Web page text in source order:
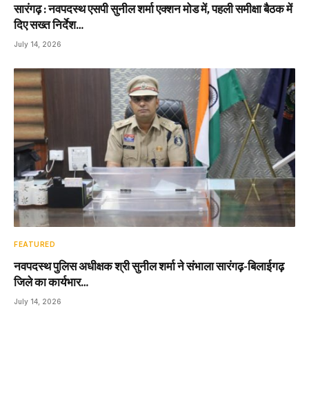
सारंगढ़ : नवपदस्थ एसपी सुनील शर्मा एक्शन मोड में, पहली समीक्षा बैठक में
दिए सख्त निर्देश…
July 14, 2026
FEATURED
नवपदस्थ पुलिस अधीक्षक श्री सुनील शर्मा ने संभाला सारंगढ़-बिलाईगढ़
जिले का कार्यभार…
July 14, 2026